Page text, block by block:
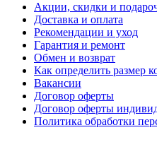
Акции, скидки и
Доставка и оплата
Рекомендации и уход
Гарантия и ремонт
Обмен и возврат
Как определить размер
Вакансии
Договор оферты
Договор оферты
Политика обработки